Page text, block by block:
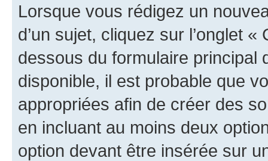
Lorsque vous rédigez un
d’un sujet, cliquez sur l’onglet
dessous du formulaire principal
disponible, il est probable que
appropriées afin de créer des
en incluant au moins deux
option devant être insérée sur